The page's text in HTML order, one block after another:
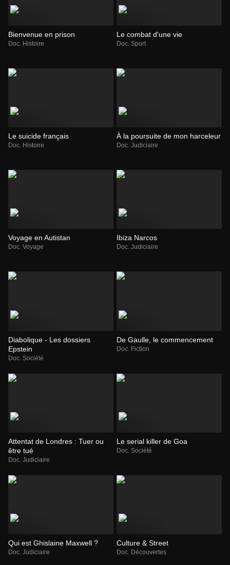
Bienvenue en prison
Doc. Histoire
Le combat d'une vie
Doc. Sport
Le suicide français
Doc. Histoire
À la poursuite de mon harceleur
Doc. Judiciaire
Voyage en Autistan
Doc. Voyage
Ibiza Narcos
Doc. Judiciaire
Diabolique - Les dossiers
Epstein
Doc. Société
De Gaulle, le commencement
Doc. Fiction
Attentat de Londres : Tuer ou
être tué
Doc. Judiciaire
Le serial killer de Goa
Doc. Société
Qui est Ghislaine Maxwell ?
Doc. Judiciaire
Culture & Street
Doc. Découvertes